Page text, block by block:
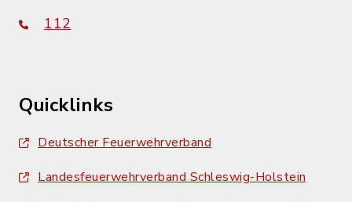
112
Quicklinks
Deutscher Feuerwehrverband
Landesfeuerwehrverband Schleswig-Holstein